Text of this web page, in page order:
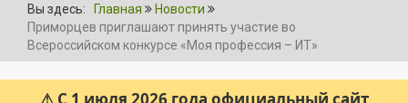
Вы здесь: Главная
Новости
Приморцев приглашают принять участие во
Всероссийском конкурсе «Моя профессия – ИТ»
⚠ С 1 июля 2026 года официальный сайт